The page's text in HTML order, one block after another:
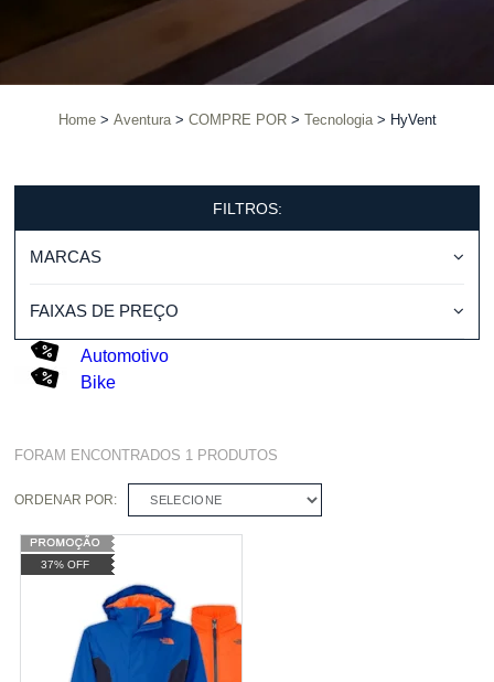
Home Aventura COMPRE POR Tecnologia HyVent
FILTROS:
MARCAS
FAIXAS DE PREÇO
Automotivo
Bike
FORAM ENCONTRADOS 1 PRODUTOS
ORDENAR POR: SELECIONE
37% OFF